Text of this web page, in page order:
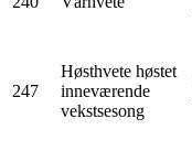
247
Høsthvete høstet
inneværende
vekstsesong